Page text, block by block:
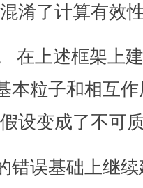
淆了计算有效
在上述框架上
本粒子和相互
设变成了不可
错误基础上继